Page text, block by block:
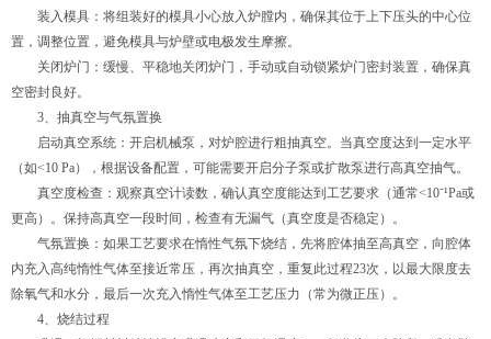
装入模具：将组装好的模具小心放入炉膛内，确保其位于上下压头的中心位
置，调整位置，避免模具与炉壁或电极发生摩擦。
关闭炉门：缓慢、平稳地关闭炉门，手动或自动锁紧炉门密封装置，确保真
空密封良好。
3、抽真空与气氛置换
启动真空系统：开启机械泵，对炉腔进行粗抽真空。当真空度达到一定水平
（如<10 Pa），根据设备配置，可能需要开启分子泵或扩散泵进行高真空抽气。
真空度检查：观察真空计读数，确认真空度能达到工艺要求（通常<10⁻¹Pa或
更高）。保持高真空一段时间，检查有无漏气（真空度是否稳定）。
气氛置换：如果工艺要求在惰性气氛下烧结，先将腔体抽至高真空，向腔体
内充入高纯惰性气体至接近常压，再次抽真空，重复此过程23次，以最大限度去
除氧气和水分，最后一次充入惰性气体至工艺压力（常为微正压）。
4、烧结过程